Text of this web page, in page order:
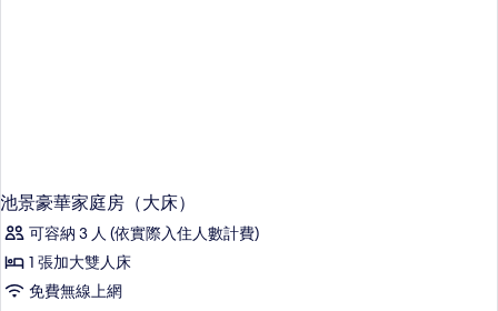
池景豪華家庭房（大床）
可容納 3 人 (依實際入住人數計費)
1 張加大雙人床
免費無線上網